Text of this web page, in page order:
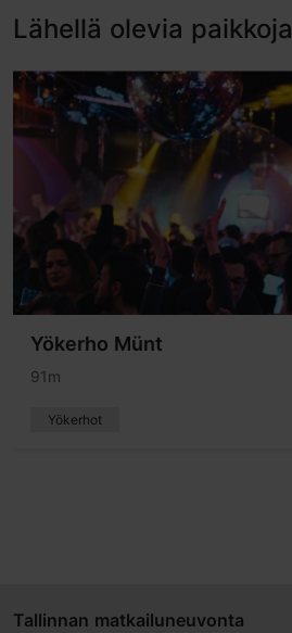
Lähellä olevia paikkoja
Yökerho Münt
91m
Yökerhot
Tallinnan matkailuneuvonta